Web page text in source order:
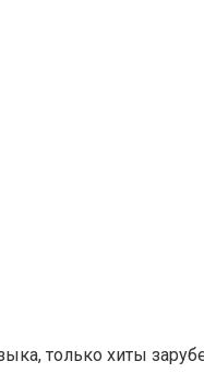
только хиты